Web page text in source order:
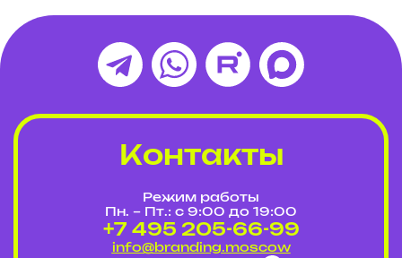
Контакты
Режим работы
Пн. – Пт.: с 9:00 до 19:00
+7 495 205-66-99
info@branding.moscow